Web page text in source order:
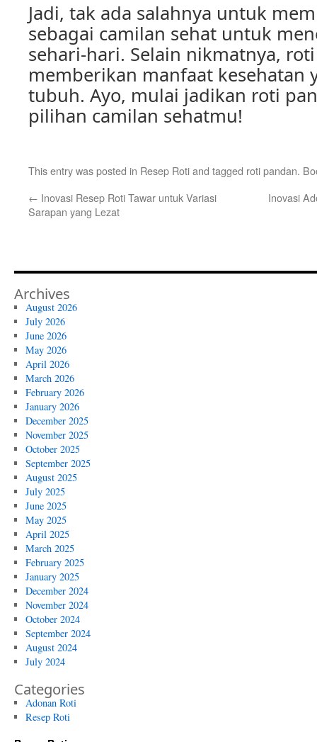
Jadi, tak ada salahnya untuk
sebagai camilan sehat untuk
sehari-hari. Selain nikmatnya,
memberikan manfaat kesehatan
tubuh. Ayo, mulai jadikan roti
pilihan camilan sehatmu!
This entry was posted in Resep Rotiand tagged roti pandan.
← Inovasi Resep Roti Tawar untuk Variasi
Sarapan yang Lezat
Inovasi
Archives
August 2026
July 2026
June 2026
May 2026
April 2026
March 2026
February 2026
January 2026
December 2025
November 2025
October 2025
September 2025
August 2025
July 2025
June 2025
May 2025
April 2025
March 2025
February 2025
January 2025
December 2024
November 2024
October 2024
September 2024
August 2024
July 2024
Categories
Adonan Roti
Resep Roti